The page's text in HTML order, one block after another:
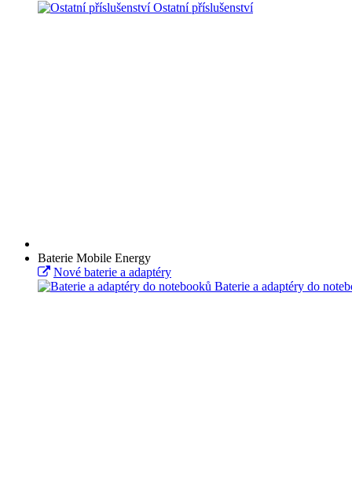
Ostatní příslušenství
Baterie Mobile Energy
Nové baterie a adaptéry
Baterie a adaptéry do